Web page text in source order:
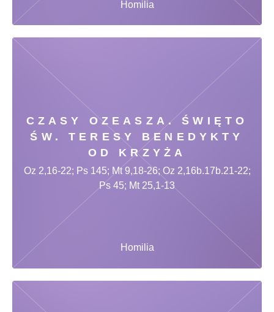
Homilia
CZASY OZEASZA. ŚWIĘTO
ŚW. TERESY BENEDYKTY
OD KRZYŻA
Homilia
Oz 2,16-22; Ps 145; Mt 9,18-26; Oz 2,16b.17b.21-22;
Ps 45; Mt 25,1-13